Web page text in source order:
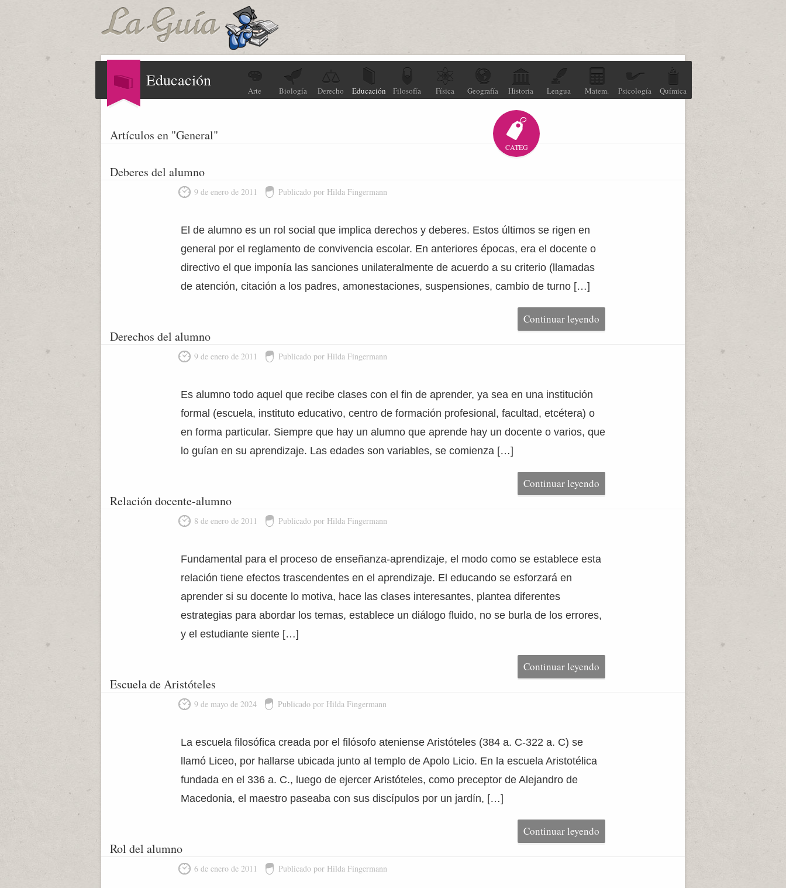
Educación
Arte Biología Derecho Educación Filosofía Física Geografía Historia Lengua Matem. Psicología Química
Artículos en "General"
CATEG
Deberes del alumno
9 de enero de 2011 Publicado por Hilda Fingermann
El de alumno es un rol social que implica derechos y deberes. Estos últimos se rigen en
general por el reglamento de convivencia escolar. En anteriores épocas, era el docente o
directivo el que imponía las sanciones unilateralmente de acuerdo a su criterio (llamadas
de atención, citación a los padres, amonestaciones, suspensiones, cambio de turno […]
Continuar leyendo
Derechos del alumno
9 de enero de 2011 Publicado por Hilda Fingermann
Es alumno todo aquel que recibe clases con el fin de aprender, ya sea en una institución
formal (escuela, instituto educativo, centro de formación profesional, facultad, etcétera) o
en forma particular. Siempre que hay un alumno que aprende hay un docente o varios, que
lo guían en su aprendizaje. Las edades son variables, se comienza […]
Continuar leyendo
Relación docente-alumno
8 de enero de 2011 Publicado por Hilda Fingermann
Fundamental para el proceso de enseñanza-aprendizaje, el modo como se establece esta
relación tiene efectos trascendentes en el aprendizaje. El educando se esforzará en
aprender si su docente lo motiva, hace las clases interesantes, plantea diferentes
estrategias para abordar los temas, establece un diálogo fluido, no se burla de los errores,
y el estudiante siente […]
Continuar leyendo
Escuela de Aristóteles
9 de mayo de 2024 Publicado por Hilda Fingermann
La escuela filosófica creada por el filósofo ateniense Aristóteles (384 a. C-322 a. C) se
llamó Liceo, por hallarse ubicada junto al templo de Apolo Licio. En la escuela Aristotélica
fundada en el 336 a. C., luego de ejercer Aristóteles, como preceptor de Alejandro de
Macedonia, el maestro paseaba con sus discípulos por un jardín, […]
Continuar leyendo
Rol del alumno
6 de enero de 2011 Publicado por Hilda Fingermann